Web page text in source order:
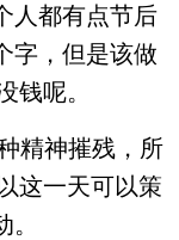
人都有点节后
字，但是该做
钱呢。
精神摧残，所
这一天可以策